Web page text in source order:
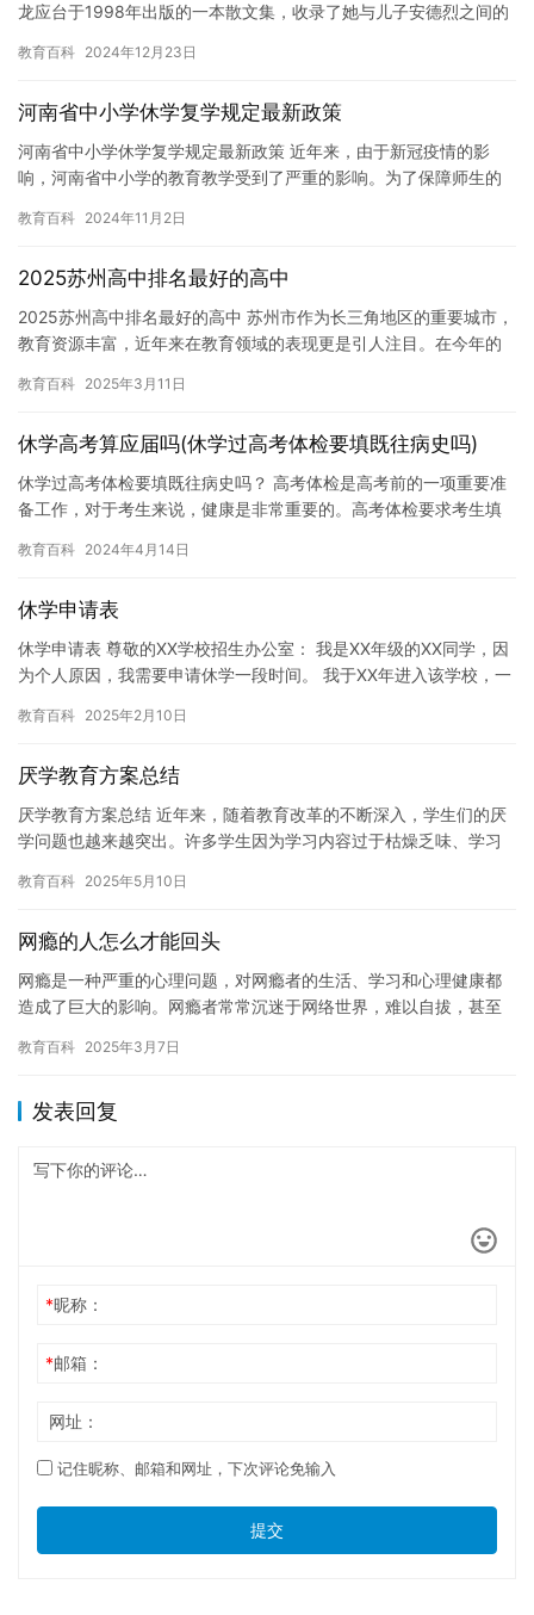
龙应台于1998年出版的一本散文集，收录了她与儿子安德烈之间的
教育百科 2024年12月23日
河南省中小学休学复学规定最新政策
河南省中小学休学复学规定最新政策 近年来，由于新冠疫情的影
响，河南省中小学的教育教学受到了严重的影响。为了保障师生的
师生顺…
教育百科 2024年11月2日
2025苏州高中排名最好的高中
2025苏州高中排名最好的高中 苏州市作为长三角地区的重要城市，
教育资源丰富，近年来在教育领域的表现更是引人注目。在今年的
教育百科 2025年3月11日
休学高考算应届吗(休学过高考体检要填既往病史吗)
休学过高考体检要填既往病史吗？ 高考体检是高考前的一项重要准
备工作，对于考生来说，健康是非常重要的。高考体检要求考生填
好地…
教育百科 2024年4月14日
休学申请表
休学申请表 尊敬的XX学校招生办公室： 我是XX年级的XX同学，因
为个人原因，我需要申请休学一段时间。 我于XX年进入该学校，一
教育百科 2025年2月10日
厌学教育方案总结
厌学教育方案总结 近年来，随着教育改革的不断深入，学生们的厌
学问题也越来越突出。许多学生因为学习内容过于枯燥乏味、学习
响学…
教育百科 2025年5月10日
网瘾的人怎么才能回头
网瘾是一种严重的心理问题，对网瘾者的生活、学习和心理健康都
造成了巨大的影响。网瘾者常常沉迷于网络世界，难以自拔，甚至
的方法…
教育百科 2025年3月7日
发表回复
*昵称：
*邮箱：
网址：
记住昵称、邮箱和网址，下次评论免输入
提交